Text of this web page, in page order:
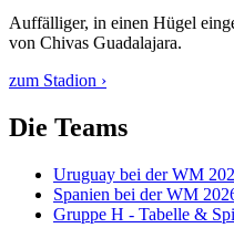
Auffälliger, in einen Hügel
von Chivas Guadalajara.
zum Stadion ›
Die Teams
Uruguay bei der WM
Spanien bei der WM
Gruppe H - Tabelle &